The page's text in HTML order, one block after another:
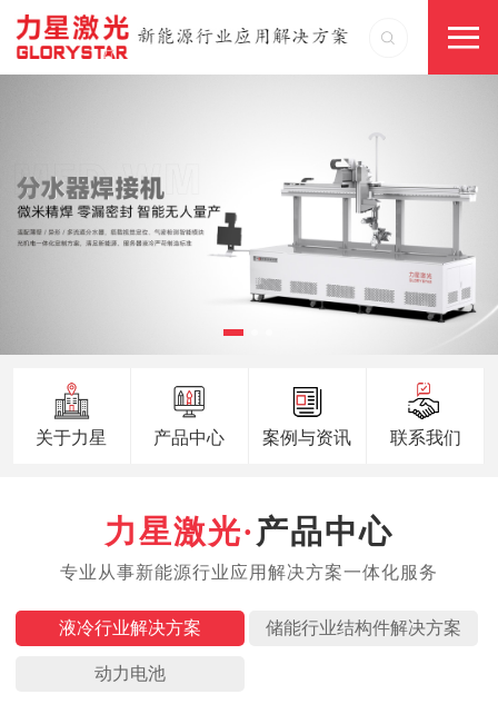
关于力星 产品中心 案例与资讯 联系我们
产品中心
液冷行业 储能行业
动力电池